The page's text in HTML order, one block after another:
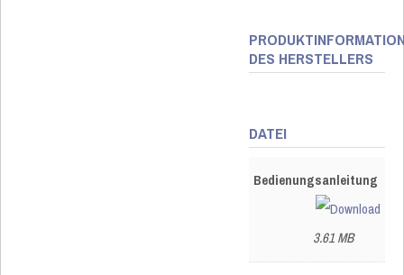
DES HERSTELLERS
DATEI
Bedienungsanleitung
3.61 MB